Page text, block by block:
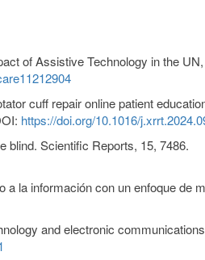
of Assistive Technology in the
cuff repair online patient
https://doi.org/10.1016/
blind. Scientific Reports, 15, 7486.
la información con un enfoque de
and electronic